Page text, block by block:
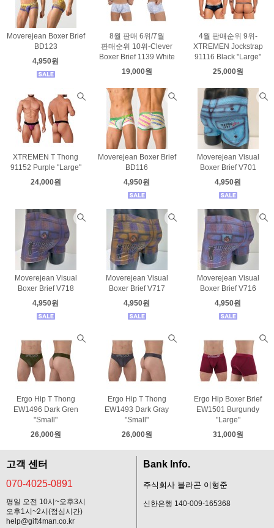
Moverejean Boxer Brief
BD123
4,950원
8월 판매 6위/7월
판매순위 10위-Clever
Boxer Brief 1139 White
19,000원
4월 판매순위 9위-
XTREMEN Jockstrap
91116 Black "Large"
25,000원
XTREMEN T Thong
91152 Purple "Large"
24,000원
Moverejean Boxer Brief
BD116
4,950원
Moverejean Visual
Boxer Brief V701
4,950원
Moverejean Visual
Boxer Brief V718
4,950원
Moverejean Visual
Boxer Brief V717
4,950원
Moverejean Visual
Boxer Brief V716
4,950원
Ergo Hip T Thong
EW1496 Dark Gren
"Small"
26,000원
Ergo Hip T Thong
EW1493 Dark Gray
"Small"
26,000원
Ergo Hip Boxer Brief
EW1501 Burgundy
"Large"
31,000원
고객 센터
070-4025-0891
평일 오전 10시~오후3시
오후1시~2시(점심시간)
help@gift4man.co.kr
Bank Info.
주식회사 블라곤 이형준
신한은행 140-009-165368